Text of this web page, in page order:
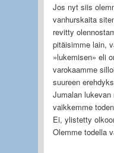
Jos nyt siis
vanhurskaita
revitty
pitäisimme lain,
»lukemisen» eli
varokaamme
suureen
Jumalan
vaikkemme
Ei, ylistetty
Olemme todella